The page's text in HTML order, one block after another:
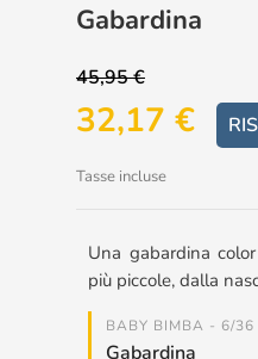
Gabardina
45,95 €
32,17 €
Tasse incluse
Una gabardina
più piccole, dalla
BABY BIMBA - 6/36
Gabardina